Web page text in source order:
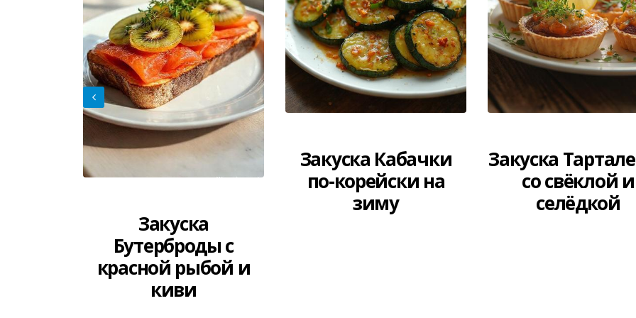
Закуска
Бутерброды с
красной рыбой и
киви
Закуска Кабачки
по-корейски на
зиму
Закуска
со свёклой и
селёдкой